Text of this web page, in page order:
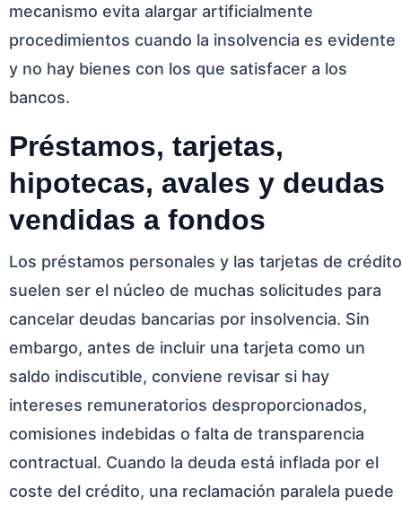
mecanismo evita alargar artificialmente
procedimientos cuando la insolvencia es evidente
y no hay bienes con los que satisfacer a los
bancos.
Préstamos, tarjetas,
hipotecas, avales y deudas
vendidas a fondos
Los préstamos personales y las tarjetas de crédito
suelen ser el núcleo de muchas solicitudes para
cancelar deudas bancarias por insolvencia. Sin
embargo, antes de incluir una tarjeta como un
saldo indiscutible, conviene revisar si hay
intereses remuneratorios desproporcionados,
comisiones indebidas o falta de transparencia
contractual. Cuando la deuda está inflada por el
coste del crédito, una reclamación paralela puede